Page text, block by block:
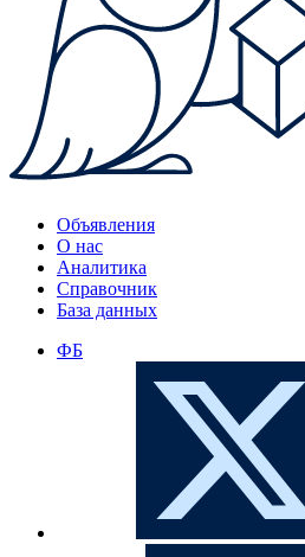
Объявления
О нас
Аналитика
Справочник
База данных
ФБ